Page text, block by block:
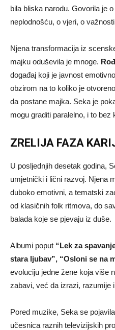
bila bliska narodu. Govorila je
neplodnošću, o vjeri, o
Njena transformacija iz
majku oduševila je mnoge.
događaj koji je javnost
obzirom na to koliko je
da postane majka. Seka je
mogu graditi paralelno, i to bez
ZRELIJA FAZA
U posljednjih desetak godina,
umjetnički i lični razvoj. Njena
duboko emotivni, a tematski
od klasičnih folk ritmova, do
balada koje se pjevaju iz duše.
Albumi poput “Lek za
stara ljubav”, “Osloni se na
evoluciju jedne žene koja više
zabavi, već da izrazi, razumije
Pored muzike, Seka se
učesnica raznih televizijskih